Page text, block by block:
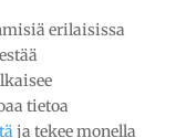
erilaisissa
tietoa
ja tekee monella